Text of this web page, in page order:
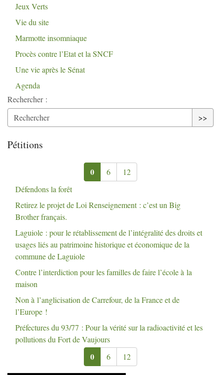
Jeux Verts
Vie du site
Marmotte insomniaque
Procès contre l’Etat et la SNCF
Une vie après le Sénat
Agenda
Rechercher :
>>
Pétitions
0 6
12
Défendons la forêt
Retirez le projet de Loi Renseignement : c’est un Big
Brother français.
Laguiole : pour le rétablissement de l’intégralité des droits et
usages liés au patrimoine historique et économique de la
commune de Laguiole
Contre l’interdiction pour les familles de faire l’école à la
maison
Non à l’anglicisation de Carrefour, de la France et de
l’Europe !
Préfectures du 93/77 : Pour la vérité sur la radioactivité et les
pollutions du Fort de Vaujours
0 6 12